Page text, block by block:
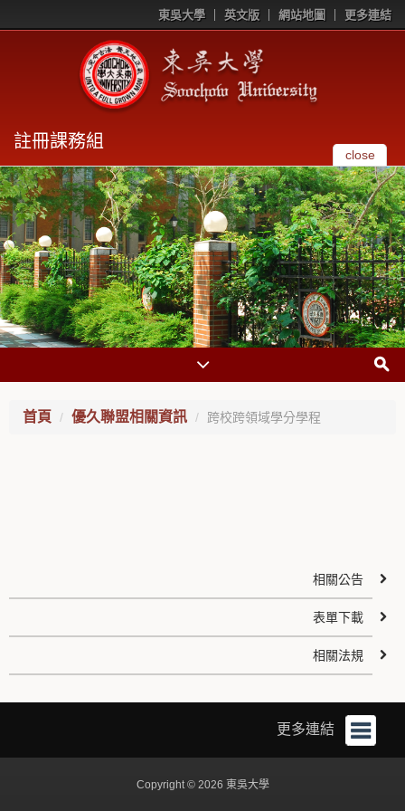
東吳大學 英文版 網站地圖 更多連結
註冊課務組
close
首頁 優久聯盟相關資訊 跨校跨領域學分學程
相關公告
表單下載
相關法規
更多連結
Copyright © 2026 東吳大學